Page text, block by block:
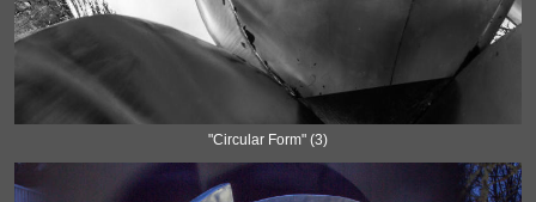
"Circular Form" (3)